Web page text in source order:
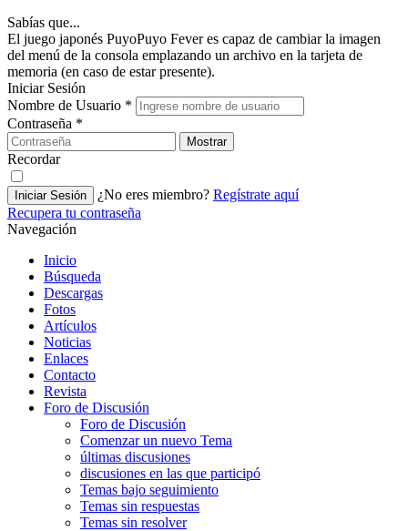
Sabías que...
El juego japonés PuyoPuyo Fever es capaz de cambiar la imagen
del menú de la consola emplazando un archivo en la tarjeta de
memoria (en caso de estar presente).
Iniciar Sesión
Nombre de Usuario *
Contraseña *
Mostrar
Recordar
Iniciar Sesión ¿No eres miembro? Regístrate aquí
Recupera tu contraseña
Navegación
Inicio
Búsqueda
Descargas
Fotos
Artículos
Noticias
Enlaces
Contacto
Revista
Foro de Discusión
Foro de Discusión
Comenzar un nuevo Tema
últimas discusiones
discusiones en las que participó
Temas bajo seguimiento
Temas sin respuestas
Temas sin resolver